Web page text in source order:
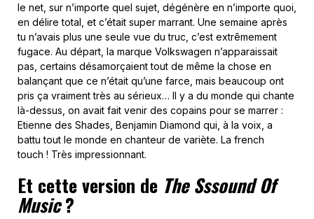
le net, sur n’importe quel sujet, dégénère en n’importe quoi,
en délire total, et c’était super marrant. Une semaine après
tu n’avais plus une seule vue du truc, c’est extrêmement
fugace. Au départ, la marque Volkswagen n’apparaissait
pas, certains désamorçaient tout de même la chose en
balançant que ce n’était qu’une farce, mais beaucoup ont
pris ça vraiment très au sérieux… Il y a du monde qui chante
là-dessus, on avait fait venir des copains pour se marrer :
Etienne des Shades, Benjamin Diamond qui, à la voix, a
battu tout le monde en chanteur de variète. La french
touch ! Très impressionnant.
Et cette version de The Sssound Of
Music?